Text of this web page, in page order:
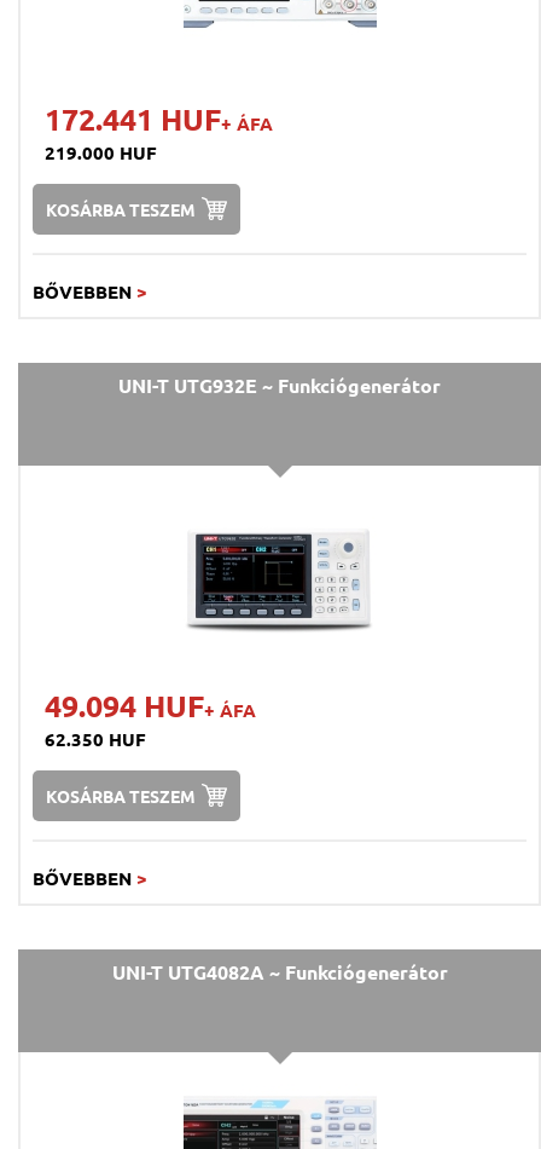
172.441 HUF+ ÁFA
219.000 HUF
KOSÁRBA TESZEM
BŐVEBBEN >
UNI-T UTG932E ~ Funkciógenerátor
49.094 HUF+ ÁFA
62.350 HUF
KOSÁRBA TESZEM
BŐVEBBEN >
UNI-T UTG4082A ~ Funkciógenerátor